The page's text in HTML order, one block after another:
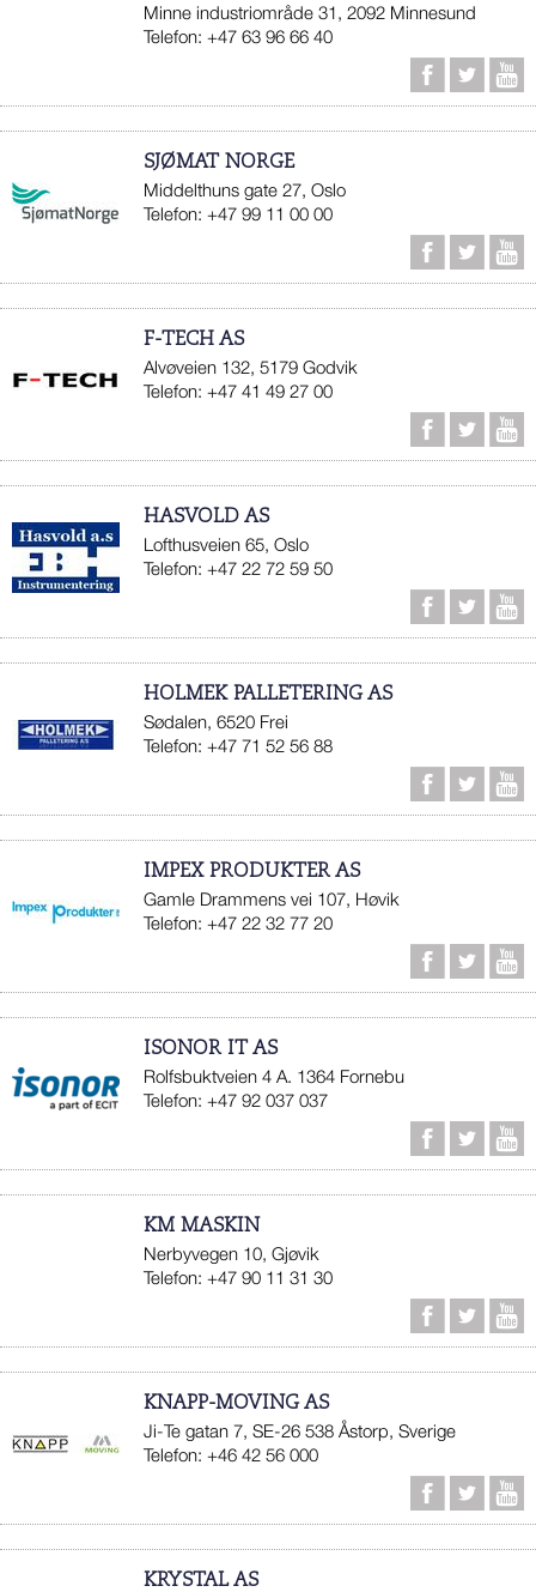
Minne industriområde 31, 2092 Minnesund
Telefon: +47 63 96 66 40
SJØMAT NORGE
Middelthuns gate 27, Oslo
Telefon: +47 99 11 00 00
F-TECH AS
Alvøveien 132, 5179 Godvik
Telefon: +47 41 49 27 00
HASVOLD AS
Lofthusveien 65, Oslo
Telefon: +47 22 72 59 50
HOLMEK PALLETERING AS
Sødalen, 6520 Frei
Telefon: +47 71 52 56 88
IMPEX PRODUKTER AS
Gamle Drammens vei 107, Høvik
Telefon: +47 22 32 77 20
ISONOR IT AS
Rolfsbuktveien 4 A. 1364 Fornebu
Telefon: +47 92 037 037
KM MASKIN
Nerbyvegen 10, Gjøvik
Telefon: +47 90 11 31 30
KNAPP-MOVING AS
Ji-Te gatan 7, SE-26 538 Åstorp, Sverige
Telefon: +46 42 56 000
KRYSTAL AS